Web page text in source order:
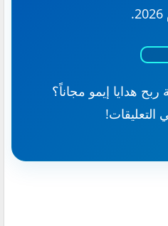
هدايا إيمو مجاناً؟
التعليقات!